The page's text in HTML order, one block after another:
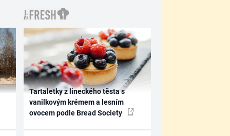
Tartaletky z lineckého těsta s
vanilkovým krémem a lesním
ovocem podle Bread Society